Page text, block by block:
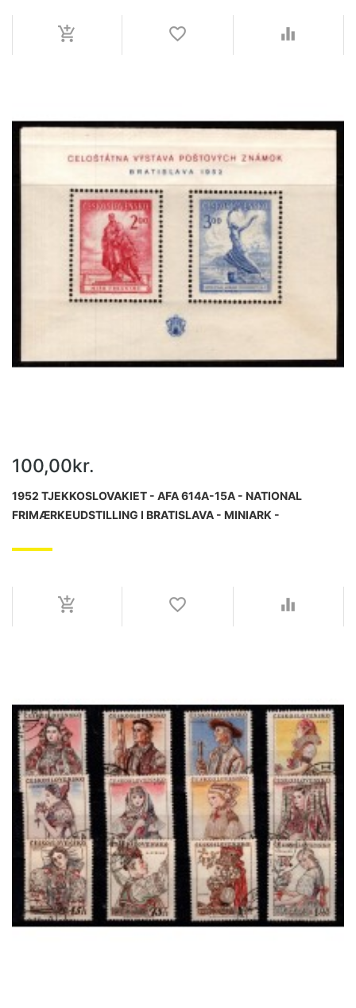
100,00kr.
1952 TJEKKOSLOVAKIET - AFA 614A-15A - NATIONAL
FRIMÆRKEUDSTILLING I BRATISLAVA - MINIARK -